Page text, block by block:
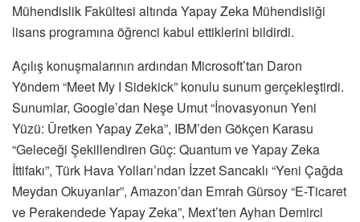
Mühendislik Fakültesi altında Yapay Zeka Mühendisliği
lisans programına öğrenci kabul ettiklerini bildirdi.
Açılış konuşmalarının ardından Microsoft’tan Daron
Yöndem “Meet My I Sidekick” konulu sunum gerçekleştirdi.
Sunumlar, Google’dan Neşe Umut “İnovasyonun Yeni
Yüzü: Üretken Yapay Zeka”, IBM’den Gökçen Karasu
“Geleceği Şekillendiren Güç: Quantum ve Yapay Zeka
İttifakı”, Türk Hava Yolları’ndan İzzet Sancaklı “Yeni Çağda
Meydan Okuyanlar”, Amazon’dan Emrah Gürsoy “E-Ticaret
ve Perakendede Yapay Zeka”, Mext’ten Ayhan Demirci